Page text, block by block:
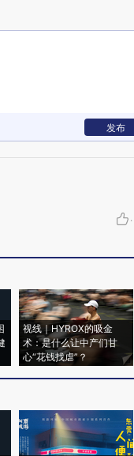
发布
·
视线｜HYROX的吸金
术：是什么让中产们甘
心“花钱找虐”？